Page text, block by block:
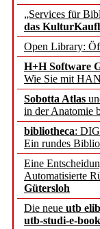
„Services für
das
Open Library:
H+H Software
Wie Sie mit
Sobotta Atlas
in der Anatomie
bibliotheca:
Ein rundes
Eine
Automatisierte
Gütersloh
Die neue utb
utb-studi-e-book
und